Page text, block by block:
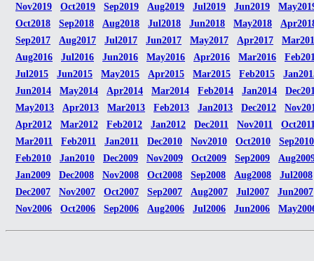
Nov2019
Oct2019 Sep2019 Aug2019 Jul2019 Jun2019
Oct2018
Sep2018 Aug2018 Jul2018 Jun2018 May2018
Sep2017
Aug2017 Jul2017 Jun2017 May2017 Apr2017
Aug2016
Jul2016 Jun2016 May2016 Apr2016 Mar2016
Jul2015
Jun2015 May2015 Apr2015 Mar2015 Feb2015
Jun2014
May2014 Apr2014 Mar2014 Feb2014 Jan2014
May2013
Apr2013 Mar2013 Feb2013 Jan2013 Dec2012
Apr2012
Mar2012 Feb2012 Jan2012 Dec2011 Nov2011
Mar2011
Feb2011 Jan2011 Dec2010 Nov2010 Oct2010
Sep2010
Feb2010
Jan2010 Dec2009 Nov2009 Oct2009 Sep2009
Jan2009
Dec2008 Nov2008 Oct2008 Sep2008 Aug2008
Jul2008
Dec2007
Nov2007 Oct2007 Sep2007 Aug2007 Jul2007
Jun2007
Nov2006
Oct2006 Sep2006 Aug2006 Jul2006 Jun2006